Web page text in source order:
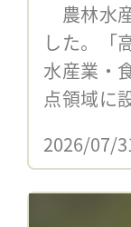
農林水
した。「
水産業・
点領域に
2026/07/